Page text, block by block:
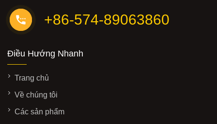
+86-574-89063860
Điều Hướng Nhanh
Trang chủ
Về chúng tôi
Các sản phẩm